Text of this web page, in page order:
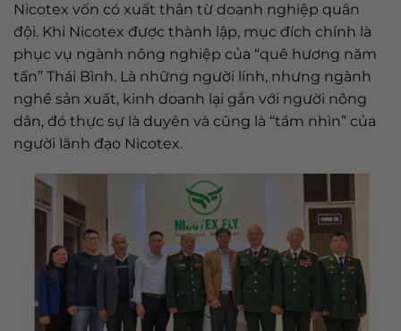
Nicotex vốn có xuất thân từ doanh nghiệp quân
đội. Khi Nicotex được thành lập, mục đích chính là
phục vụ ngành nông nghiệp của “quê hương năm
tấn” Thái Bình. Là những người lính, nhưng ngành
nghề sản xuất, kinh doanh lại gắn với người nông
dân, đó thực sự là duyên và cũng là “tầm nhìn” của
người lãnh đạo Nicotex.